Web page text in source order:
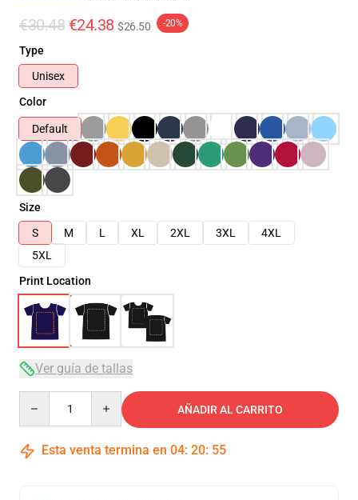
€30.48 €24.38 $26.50 -20%
Type
Unisex
Color
Default
Size
S
M L XL 2XL 3XL
4XL
5XL
Print Location
Ver guía de tallas
AÑADIR AL CARRITO
Esta venta termina en 04: 20: 54